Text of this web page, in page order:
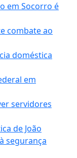
em Socorro é
combate ao
doméstica
em
servidores
de João
segurança